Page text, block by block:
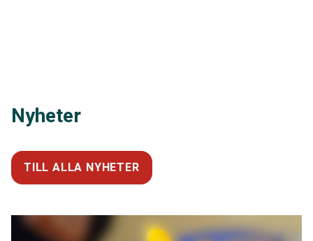
Nyheter
TILL ALLA NYHETER